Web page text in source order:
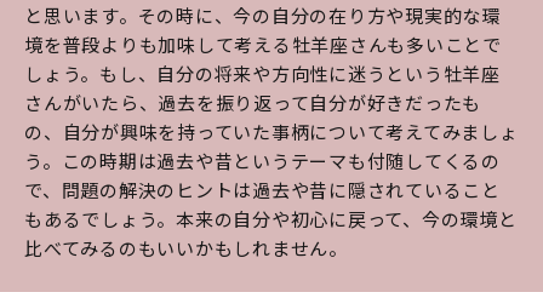
と思います。その時に、今の自分の在り方や現実的な環
境を普段よりも加味して考える牡羊座さんも多いことで
しょう。もし、自分の将来や方向性に迷うという牡羊座
さんがいたら、過去を振り返って自分が好きだったも
の、自分が興味を持っていた事柄について考えてみましょ
う。この時期は過去や昔というテーマも付随してくるの
で、問題の解決のヒントは過去や昔に隠されていること
もあるでしょう。本来の自分や初心に戻って、今の環境と
比べてみるのもいいかもしれません。